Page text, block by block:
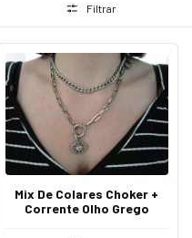
Filtrar
Mix De Colares Choker +
Corrente Olho Grego